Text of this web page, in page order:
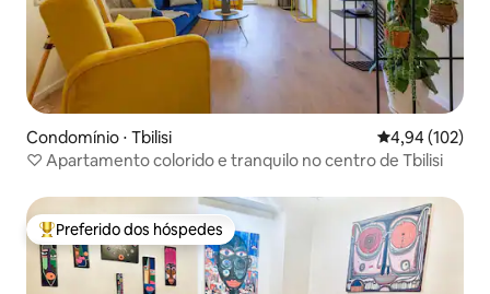
Condomínio ⋅ Tbilisi 4,94 de uma
4,94 (102)
♡︎ Apartamento colorido e tranquilo no centro de Tbilisi
Entre os melhores preferidos dos hóspedes
Preferido dos hóspedes